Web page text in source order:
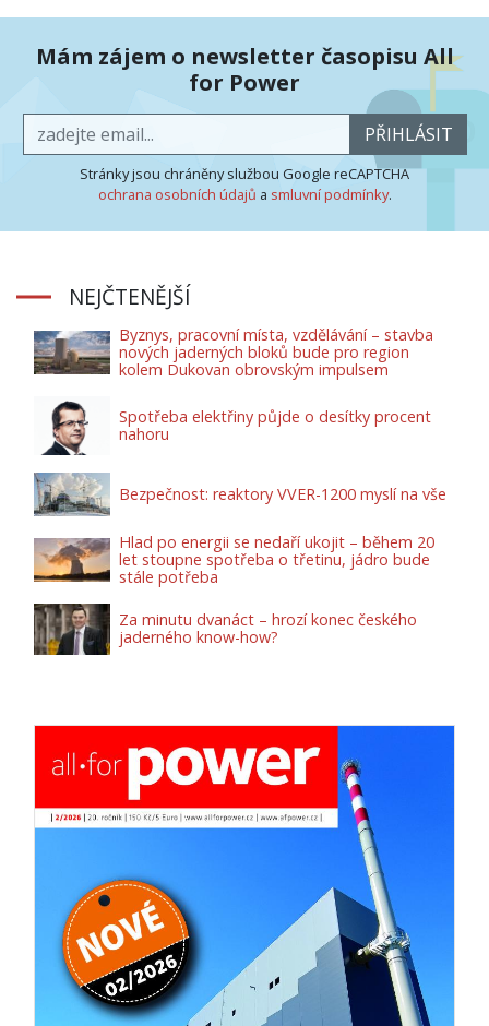
Mám zájem o newsletter časopisu All
for Power
PŘIHLÁSIT
Stránky jsou chráněny službou Google reCAPTCHA
ochrana osobních údajů a smluvní podmínky.
NEJČTENĚJŠÍ
Byznys, pracovní místa, vzdělávání – stavba
nových jaderných bloků bude pro region
kolem Dukovan obrovským impulsem
Spotřeba elektřiny půjde o desítky procent
nahoru
Bezpečnost: reaktory VVER-1200 myslí na vše
Hlad po energii se nedaří ukojit – během 20
let stoupne spotřeba o třetinu, jádro bude
stále potřeba
Za minutu dvanáct – hrozí konec českého
jaderného know-how?